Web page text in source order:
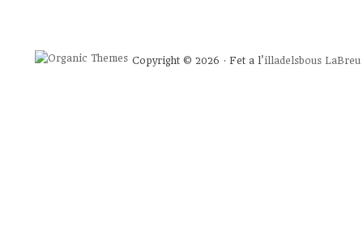
Copyright © 2026 · Fet a l'illadelsbous